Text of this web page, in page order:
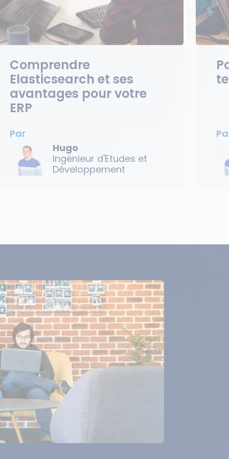
Comprendre
Elasticsearch et ses
avantages pour votre
ERP
Par
Hugo
Ingénieur d'Etudes et
Développement